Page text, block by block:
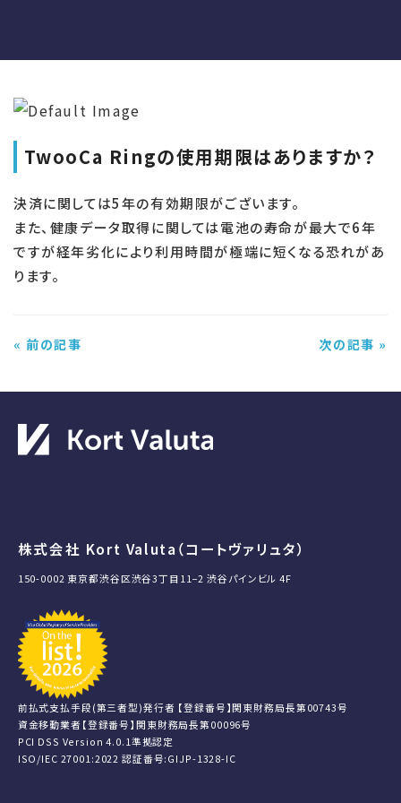
TwooCa Ringの使用期限はありますか？
決済に関しては5年の有効期限がございます。
また、健康データ取得に関しては電池の寿命が最大で6年
ですが経年劣化により利用時間が極端に短くなる恐れがあ
ります。
« 前の記事 次の記事 »
株式会社 Kort Valuta（コートヴァリュタ）
150-0002 東京都渋谷区渋谷3丁目11−2 渋谷パインビル 4F
前払式支払手段(第三者型)発行者 【登録番号】関東財務局長第00743号
資金移動業者【登録番号】関東財務局長第00096号
PCI DSS Version 4.0.1準拠認定
ISO/IEC 27001:2022 認証番号:GIJP-1328-IC